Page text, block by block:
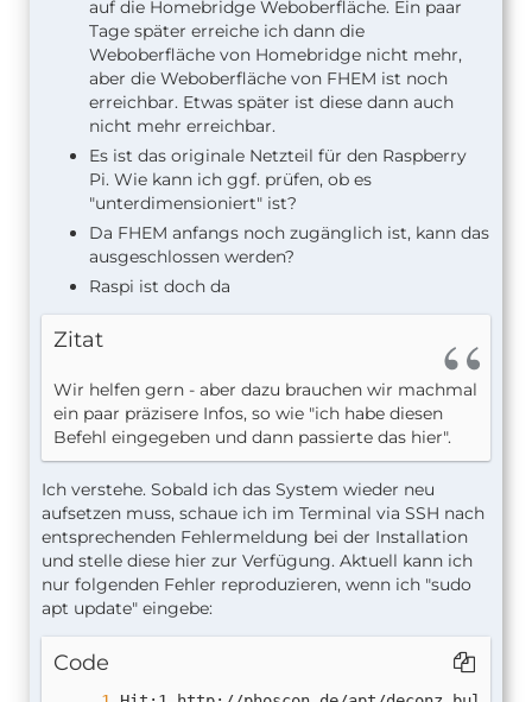
auf die Homebridge Weboberfläche. Ein paar
Tage später erreiche ich dann die
Weboberfläche von Homebridge nicht mehr,
aber die Weboberfläche von FHEM ist noch
erreichbar. Etwas später ist diese dann auch
nicht mehr erreichbar.
Es ist das originale Netzteil für den Raspberry
Pi. Wie kann ich ggf. prüfen, ob es
"unterdimensioniert" ist?
Da FHEM anfangs noch zugänglich ist, kann das
ausgeschlossen werden?
Raspi ist doch da
Zitat
Wir helfen gern - aber dazu brauchen wir machmal
ein paar präzisere Infos, so wie "ich habe diesen
Befehl eingegeben und dann passierte das hier".
Ich verstehe. Sobald ich das System wieder neu
aufsetzen muss, schaue ich im Terminal via SSH nach
entsprechenden Fehlermeldung bei der Installation
und stelle diese hier zur Verfügung. Aktuell kann ich
nur folgenden Fehler reproduzieren, wenn ich "sudo
apt update" eingebe:
Code